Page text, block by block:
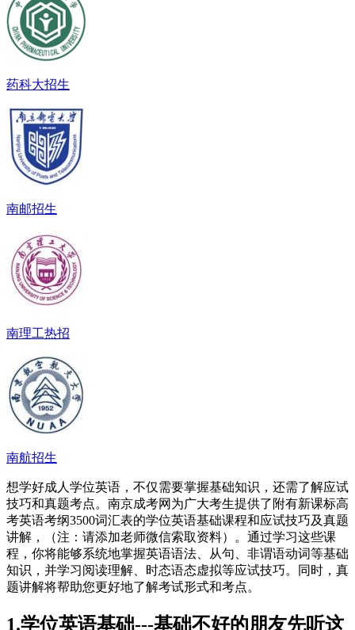
药科大招生
南邮招生
南理工热招
南航招生
想学好成人学位英语，不仅需要掌握基础知识，还需了解应试
技巧和真题考点。南京成考网为广大考生提供了附有新课标高
考英语考纲3500词汇表的学位英语基础课程和应试技巧及真题
讲解，（注：请添加老师微信索取资料）。通过学习这些课
程，你将能够系统地掌握英语语法、从句、非谓语动词等基础
知识，并学习阅读理解、时态语态虚拟等应试技巧。同时，真
题讲解将帮助您更好地了解考试形式和考点。
1.学位英语基础---基础不好的朋友先听这